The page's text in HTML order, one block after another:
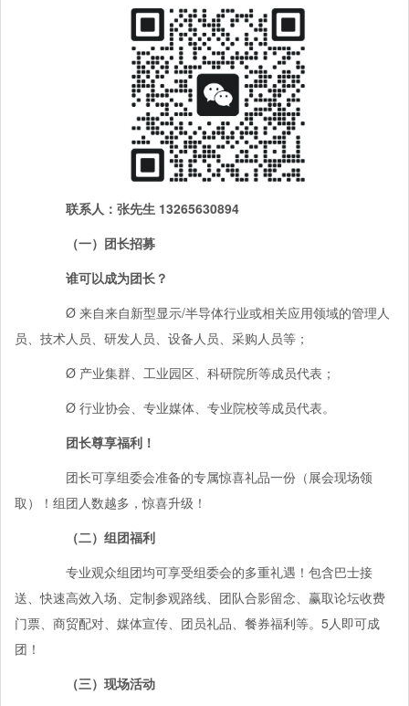
联系人：张先生 13265630894
（一） 团长招募
谁可以成为团长？
Ø 来自来自新型显示/半导体行业或相关应用领域的管理人
员、技术人员、研发人员、设备人员、采购人员等；
Ø 产业集群、工业园区、科研院所等成员代表；
Ø 行业协会、专业媒体、专业院校等成员代表。
团长尊享福利！
团长可享组委会准备的专属惊喜礼品一份（展会现场领
取）！组团人数越多，惊喜升级！
（二）组团福利
专业观众组团均可享受组委会的多重礼遇！包含巴士接
送、快速高效入场、定制参观路线、团队合影留念、赢取论坛收费
门票、商贸配对、媒体宣传、团员礼品、餐券福利等。5人即可成
团！
（三）现场活动